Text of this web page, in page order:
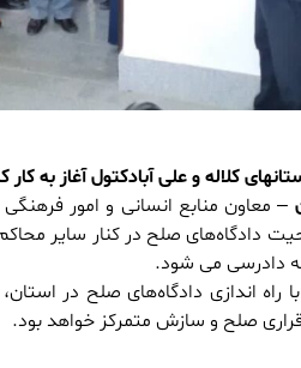
کلاله و علی آبادکتول آغاز به کار
– معاون منابع انسانی و امور
دادگاه‌های صلح در کنار سایر
دادرسی می شود.
راه اندازی دادگاه‌های صلح در
صلح و سازش متمرکز خواهد بود.